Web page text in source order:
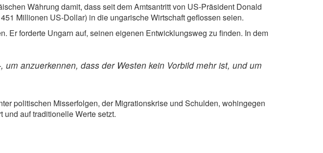
Währung damit, dass seit dem Amtsantritt von US-Präsident Donald
Millionen US-Dollar) in die ungarische Wirtschaft geflossen seien.
Er forderte Ungarn auf, seinen eigenen Entwicklungsweg zu finden. In dem
anzuerkennen, dass der Westen kein Vorbild mehr ist, und um
politischen Misserfolgen, der Migrationskrise und Schulden, wohingegen
auf traditionelle Werte setzt.